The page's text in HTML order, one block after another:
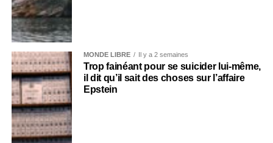
MONDE LIBRE Il y a 2 semaines
Trop fainéant pour se suicider lui-même,
il dit qu’il sait des choses sur l’affaire
Epstein